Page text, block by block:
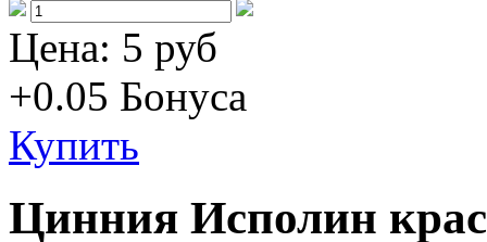
Цена: 5 руб
+0.05 Бонуса
Купить
Цинния Исполин